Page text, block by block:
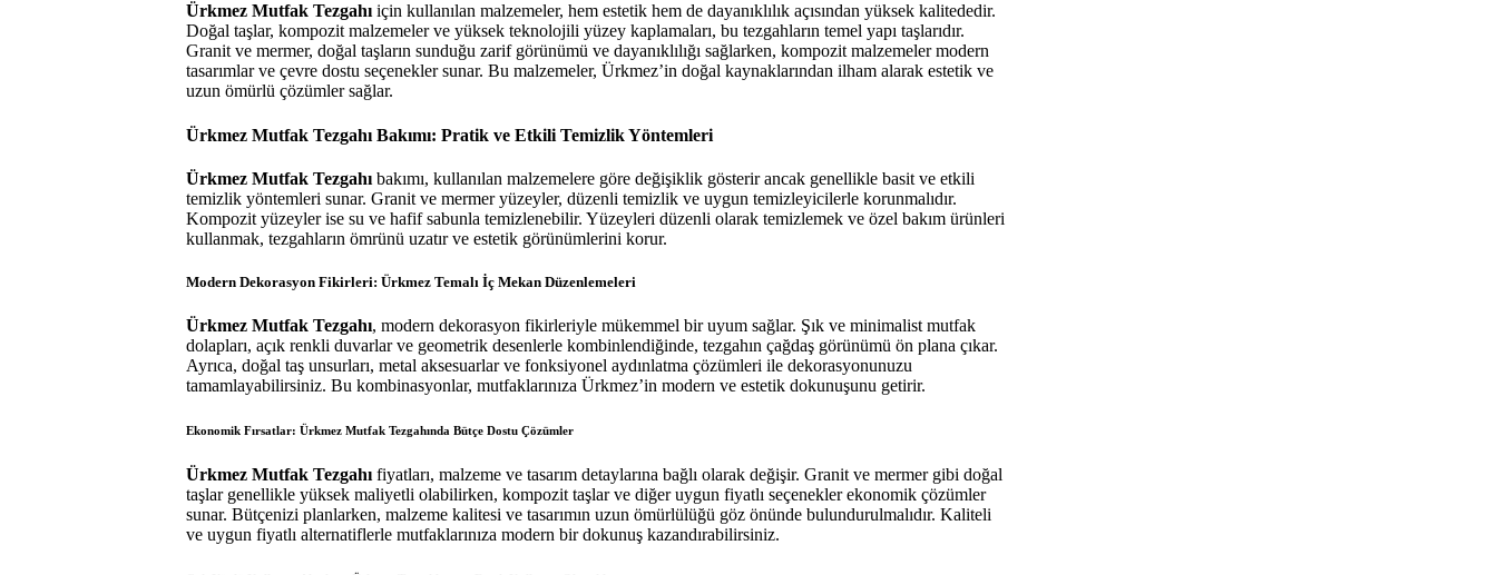
Ürkmez Mutfak Tezgahı için kullanılan malzemeler, hem estetik hem de dayanıklılık açısından yüksek kalitededir.
Doğal taşlar, kompozit malzemeler ve yüksek teknolojili yüzey kaplamaları, bu tezgahların temel yapı taşlarıdır.
Granit ve mermer, doğal taşların sunduğu zarif görünümü ve dayanıklılığı sağlarken, kompozit malzemeler modern
tasarımlar ve çevre dostu seçenekler sunar. Bu malzemeler, Ürkmez’in doğal kaynaklarından ilham alarak estetik ve
uzun ömürlü çözümler sağlar.
Ürkmez Mutfak Tezgahı Bakımı: Pratik ve Etkili Temizlik Yöntemleri
Ürkmez Mutfak Tezgahı bakımı, kullanılan malzemelere göre değişiklik gösterir ancak genellikle basit ve etkili
temizlik yöntemleri sunar. Granit ve mermer yüzeyler, düzenli temizlik ve uygun temizleyicilerle korunmalıdır.
Kompozit yüzeyler ise su ve hafif sabunla temizlenebilir. Yüzeyleri düzenli olarak temizlemek ve özel bakım ürünleri
kullanmak, tezgahların ömrünü uzatır ve estetik görünümlerini korur.
Modern Dekorasyon Fikirleri: Ürkmez Temalı İç Mekan Düzenlemeleri
Ürkmez Mutfak Tezgahı, modern dekorasyon fikirleriyle mükemmel bir uyum sağlar. Şık ve minimalist mutfak
dolapları, açık renkli duvarlar ve geometrik desenlerle kombinlendiğinde, tezgahın çağdaş görünümü ön plana çıkar.
Ayrıca, doğal taş unsurları, metal aksesuarlar ve fonksiyonel aydınlatma çözümleri ile dekorasyonunuzu
tamamlayabilirsiniz. Bu kombinasyonlar, mutfaklarınıza Ürkmez’in modern ve estetik dokunuşunu getirir.
Ekonomik Fırsatlar: Ürkmez Mutfak Tezgahında Bütçe Dostu Çözümler
Ürkmez Mutfak Tezgahı fiyatları, malzeme ve tasarım detaylarına bağlı olarak değişir. Granit ve mermer gibi doğal
taşlar genellikle yüksek maliyetli olabilirken, kompozit taşlar ve diğer uygun fiyatlı seçenekler ekonomik çözümler
sunar. Bütçenizi planlarken, malzeme kalitesi ve tasarımın uzun ömürlülüğü göz önünde bulundurulmalıdır. Kaliteli
ve uygun fiyatlı alternatiflerle mutfaklarınıza modern bir dokunuş kazandırabilirsiniz.